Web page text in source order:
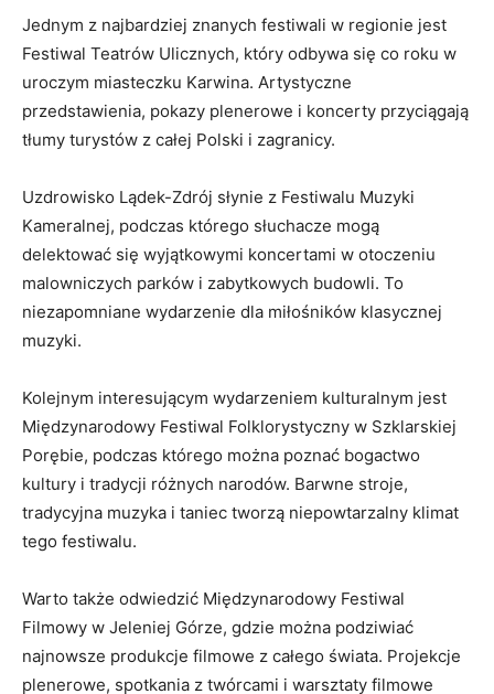
Jednym z najbardziej ⁣znanych festiwali w ⁤regionie jest
Festiwal ‌Teatrów Ulicznych, który odbywa się ⁤co roku w ​
uroczym miasteczku​ Karwina. Artystyczne
przedstawienia, ‌pokazy plenerowe i koncerty przyciągają
tłumy turystów z⁢ całej Polski i zagranicy.
Uzdrowisko Lądek-Zdrój słynie z Festiwalu Muzyki
Kameralnej, podczas ​którego słuchacze mogą
delektować się wyjątkowymi koncertami w otoczeniu
malowniczych parków i zabytkowych budowli. To
niezapomniane wydarzenie dla⁤ miłośników klasycznej ​
muzyki.
Kolejnym interesującym wydarzeniem kulturalnym jest
Międzynarodowy Festiwal Folklorystyczny w Szklarskiej
Porębie, podczas ​którego można poznać bogactwo
kultury i tradycji różnych⁢ narodów. ‌Barwne stroje,
tradycyjna muzyka i taniec tworzą ⁤niepowtarzalny klimat
tego festiwalu.
Warto także odwiedzić ⁢Międzynarodowy Festiwal
Filmowy w Jeleniej Górze, gdzie można podziwiać
najnowsze produkcje filmowe z całego świata. ‌Projekcje
plenerowe, spotkania z⁣ twórcami‍ i‍ warsztaty filmowe